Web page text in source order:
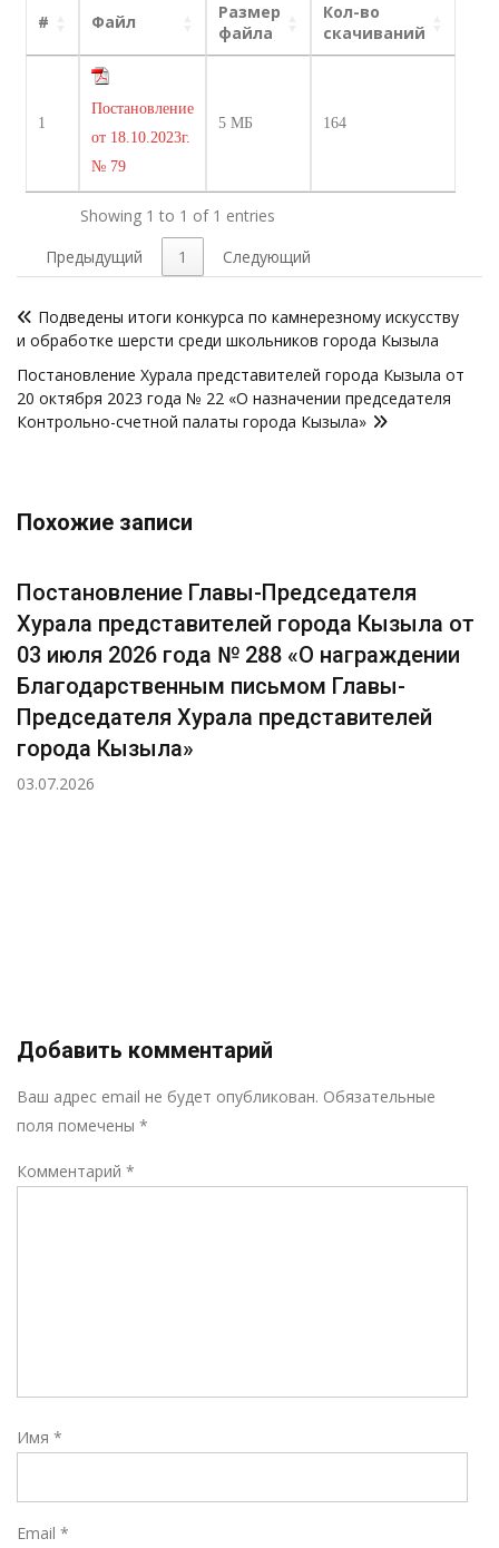
# Файл
Размер
файла
Кол-во
скачиваний
1
Постановление
от 18.10.2023г.
№ 79
5 МБ 164
Showing 1 to 1 of 1 entries
Предыдущий
1 Следующий
по
записям
Подведены итоги конкурса по камнерезному искусству
и обработке шерсти среди школьников города Кызыла
Постановление Хурала представителей города Кызыла от
20 октября 2023 года № 22 «О назначении председателя
Контрольно-счетной палаты города Кызыла»
Похожие записи
Постановление Главы-Председателя
Хурала представителей города Кызыла от
03 июля 2026 года № 288 «О награждении
Благодарственным письмом Главы-
Председателя Хурала представителей
города Кызыла»
03.07.2026
Добавить комментарий
Ваш адрес email не будет опубликован. Обязательные
поля помечены *
Комментарий *
Имя *
Email *